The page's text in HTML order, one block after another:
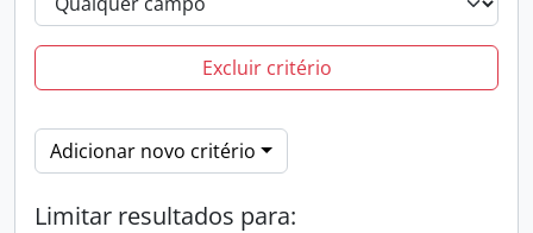
Excluir critério
Adicionar novo critério
Limitar resultados para: